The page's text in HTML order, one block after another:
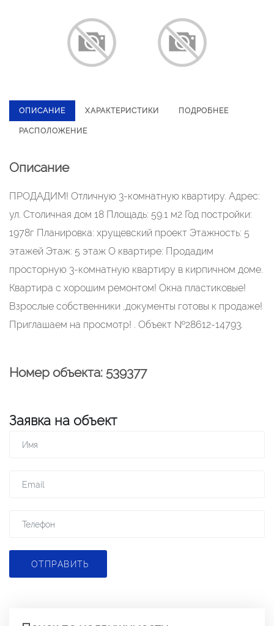
ОПИСАНИЕ ХАРАКТЕРИСТИКИ ПОДРОБНЕЕ
РАСПОЛОЖЕНИЕ
Описание
ПРОДАДИМ! Отличную 3-комнатную квартиру. Адрес:
ул. Столичная дом 18 Площадь: 59.1 м2 Год постройки:
1978г Планировка: хрущевский проект Этажность: 5
этажей Этаж: 5 этаж О квартире: Продадим
просторную 3-комнатную квартиру в кирпичном доме.
Квартира с хорошим ремонтом! Окна пластиковые!
Взрослые собственники ,документы готовы к продаже!
Приглашаем на просмотр! . Объект №28612-14793.
Номер объекта: 539377
Заявка на объект
ОТПРАВИТЬ